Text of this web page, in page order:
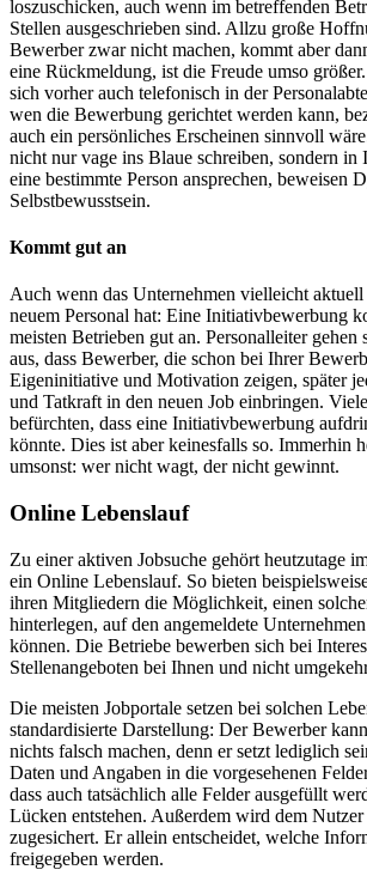
loszuschicken, auch wenn im betreffenden
Stellen ausgeschrieben sind. Allzu große
Bewerber zwar nicht machen, kommt aber
eine Rückmeldung, ist die Freude umso
sich vorher auch telefonisch in der
wen die Bewerbung gerichtet werden kann,
auch ein persönliches Erscheinen sinnvoll
nicht nur vage ins Blaue schreiben, sondern in
eine bestimmte Person ansprechen, beweisen
Selbstbewusstsein.
Kommt gut an
Auch wenn das Unternehmen vielleicht
neuem Personal hat: Eine Initiativbewerbung
meisten Betrieben gut an. Personalleiter gehen
aus, dass Bewerber, die schon bei Ihrer
Eigeninitiative und Motivation zeigen, später
und Tatkraft in den neuen Job einbringen.
befürchten, dass eine Initiativbewerbung
könnte. Dies ist aber keinesfalls so. Immerhin
umsonst: wer nicht wagt, der nicht gewinnt.
Online Lebenslauf
Zu einer aktiven Jobsuche gehört heutzutage
ein Online Lebenslauf. So bieten
ihren Mitgliedern die Möglichkeit, einen
hinterlegen, auf den angemeldete
können. Die Betriebe bewerben sich bei
Stellenangeboten bei Ihnen und nicht
Die meisten Jobportale setzen bei solchen
standardisierte Darstellung: Der Bewerber
nichts falsch machen, denn er setzt lediglich
Daten und Angaben in die vorgesehenen
dass auch tatsächlich alle Felder ausgefüllt
Lücken entstehen. Außerdem wird dem
zugesichert. Er allein entscheidet, welche
freigegeben werden.